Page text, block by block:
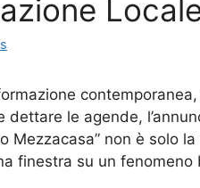
dettare le agende,
Mezzacasa” non è solo
finestra su un